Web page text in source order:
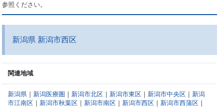
参照ください。
新潟県 新潟市西区
関連地域
新潟県 ｜ 新潟医療圏 ｜ 新潟市北区 ｜ 新潟市東区 ｜ 新潟市中央区 ｜ 新潟
市江南区 ｜ 新潟市秋葉区 ｜ 新潟市南区 ｜ 新潟市西区 ｜ 新潟市西蒲区 ｜